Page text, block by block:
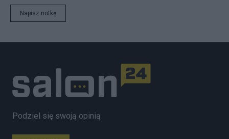
Napisz notkę
Podziel się swoją opinią